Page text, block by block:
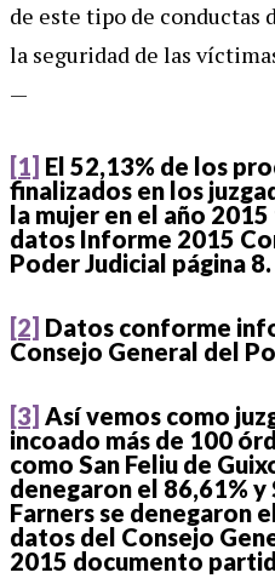
de este tipo de
la seguridad de las
—
[1] El 52,13% de los
finalizados en los
la mujer en el año
datos Informe 2015
Poder Judicial página 8.
[2] Datos conforme
Consejo General del
[3] Así vemos como
incoado más de 100
como San Feliu de
denegaron el 86,61%
Farners se denegaron
datos del Consejo
2015 documento